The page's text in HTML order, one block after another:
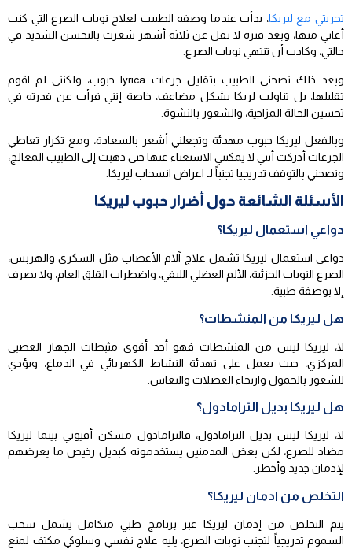
تجربتي مع ليريكا، بدأت عندما وصفه الطبيب لعلاج نوبات الصرع التي كنت
أعاني منها، وبعد فترة لا تقل عن ثلاثة أشهر شعرت بالتحسن الشديد في
حالتي، وكادت أن تنتهي نوبات الصرع.
وبعد ذلك نصحني الطبيب بتقليل جرعات lyrica حبوب، ولكنني لم اقوم
تقليلها، بل تناولت لريكا بشكل مضاعف، خاصة إنني قرأت عن قدرته في
تحسين الحالة المزاجية، والشعور بالنشوة.
وبالفعل ليريكا حبوب مهدئة وتجعلني أشعر بالسعادة، ومع تكرار تعاطي
الجرعات أدركت أنني لا يمكنني الاستغناء عنها حتى ذهبت إلى الطبيب المعالج،
ونصحني بالتوقف تدريجيا تجنباً لـ اعراض انسحاب ليريكا.
الأسئلة الشائعة حول أضرار حبوب ليريكا
دواعي استعمال ليريكا؟
دواعي استعمال ليريكا تشمل علاج آلام الأعصاب مثل السكري والهربس،
الصرع النوبات الجزئية، الألم العضلي الليفي، واضطراب القلق العام، ولا يصرف
إلا بوصفة طبية.
هل ليريكا من المنشطات؟
لا، ليريكا ليس من المنشطات فهو أحد أقوى مثبطات الجهاز العصبي
المركزي، حيث يعمل على تهدئة النشاط الكهربائي في الدماغ، ويؤدي
للشعور بالخمول وارتخاء العضلات والنعاس.
هل ليريكا بديل الترامادول؟
لا، ليريكا ليس بديل الترامادول، فالترامادول مسكن أفيوني بينما ليريكا
مضاد للصرع، لكن بعض المدمنين يستخدمونه كبديل رخيص ما يعرضهم
لإدمان جديد وأخطر.
التخلص من ادمان ليريكا؟
يتم التخلص من إدمان ليريكا عبر برنامج طبي متكامل يشمل سحب
السموم تدريجياً لتجنب نوبات الصرع، يليه علاج نفسي وسلوكي مكثف لمنع